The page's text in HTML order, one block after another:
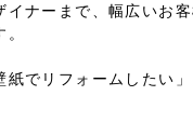
ナーまで、幅広いお
でリフォームしたい